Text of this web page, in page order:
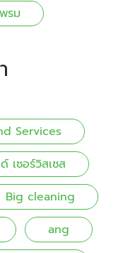
รม
Services
เซอร์วิสเซส
Big cleaning
ang